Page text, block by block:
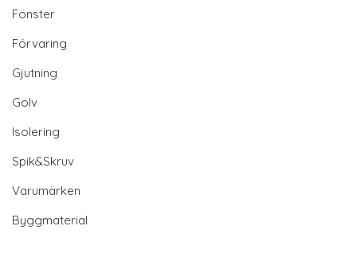
Fönster
Förvaring
Gjutning
Golv
Isolering
Spik&Skruv
Varumärken
Byggmaterial